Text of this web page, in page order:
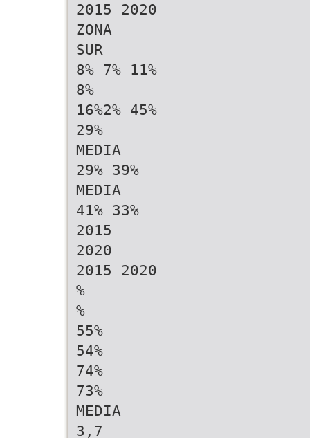
2015 2020
ZONA
SUR
8% 7% 11%
8%
16%2% 45%
29%
MEDIA
29% 39%
MEDIA
41% 33%
2015
2020
2015 2020
%
%
55%
54%
74%
73%
MEDIA
3,7